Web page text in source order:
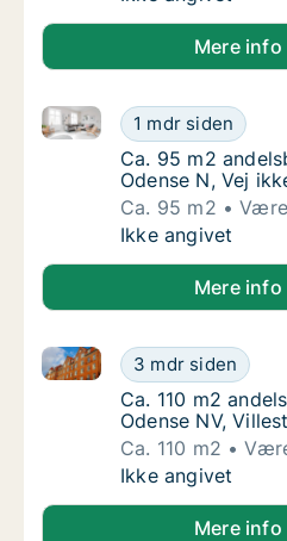
Mere info
Ca. 95 m2
1 mdr siden
Ca. 95 m2 andelsbolig til
Ca. 95 m2
Ca. 95 m2
Odense N, Vej
Ca. 95 m2
Ca. 95 m2
Ikke angivet
Mere info
Ca. 110 m2
3 mdr siden
Ca. 110 m2 andelsbolig
Ca. 110 m2
Ca. 110 m2
Odense NV,
Ca. 110 m2
Ca. 110 m2
Ikke angivet
Mere info